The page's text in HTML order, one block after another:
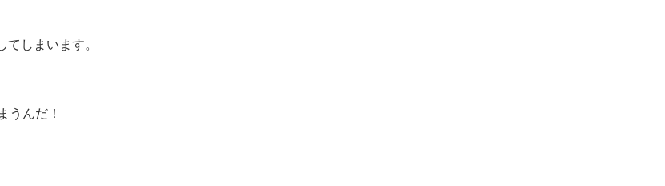
しまいます。
うんだ！